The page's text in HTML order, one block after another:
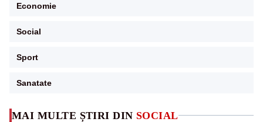
MAI MULTE ȘTIRI DIN SOCIAL
Economie
Social
Sport
Sanatate